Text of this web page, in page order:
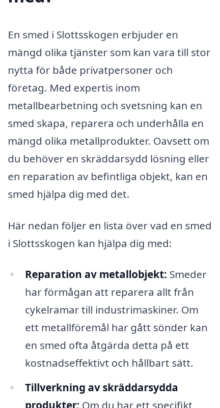
En smed i Slottsskogen erbjuder en
mängd olika tjänster som kan vara till stor
nytta för både privatpersoner och
företag. Med expertis inom
metallbearbetning och svetsning kan en
smed skapa, reparera och underhålla en
mängd olika metallprodukter. Oavsett om
du behöver en skräddarsydd lösning eller
en reparation av befintliga objekt, kan en
smed hjälpa dig med det.
Här nedan följer en lista över vad en smed
i Slottsskogen kan hjälpa dig med:
Reparation av metallobjekt: Smeder
har förmågan att reparera allt från
cykelramar till industrimaskiner. Om
ett metallföremål har gått sönder kan
en smed ofta åtgärda detta på ett
kostnadseffektivt och hållbart sätt.
Tillverkning av skräddarsydda
produkter: Om du har ett specifikt